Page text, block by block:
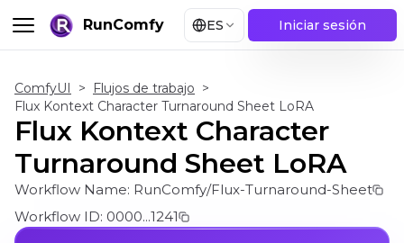
RunComfy ES Iniciar sesión
ComfyUI > Flujos de trabajo >
Flux Kontext Character Turnaround Sheet LoRA
Flux Kontext Character
Turnaround Sheet LoRA
Workflow Name: RunComfy/Flux-Turnaround-Sheet
Workflow ID: 0000...1241